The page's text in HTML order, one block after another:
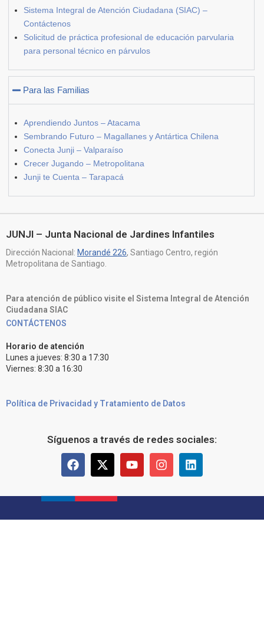
Sistema Integral de Atención Ciudadana (SIAC) –
Contáctenos
Solicitud de práctica profesional de educación parvularia
para personal técnico en párvulos
Para las Familias
Aprendiendo Juntos – Atacama
Sembrando Futuro – Magallanes y Antártica Chilena
Conecta Junji – Valparaíso
Crecer Jugando – Metropolitana
Junji te Cuenta – Tarapacá
JUNJI – Junta Nacional de Jardines Infantiles
Dirección Nacional: Morandé 226, Santiago Centro, región
Metropolitana de Santiago.
Para atención de público visite el Sistema Integral de Atención
Ciudadana SIAC
CONTÁCTENOS
Horario de atención
Lunes a jueves: 8:30 a 17:30
Viernes: 8:30 a 16:30
Política de Privacidad y Tratamiento de Datos
Síguenos a través de redes sociales: